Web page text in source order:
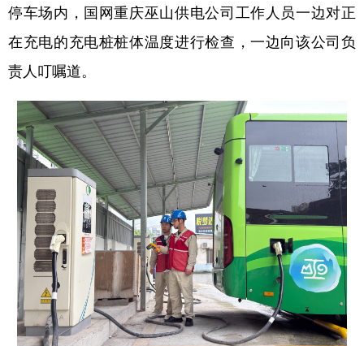
停车场内，国网重庆巫山供电公司工作人员一边对正
在充电的充电桩桩体温度进行检查，一边向该公司负
责人叮嘱道。